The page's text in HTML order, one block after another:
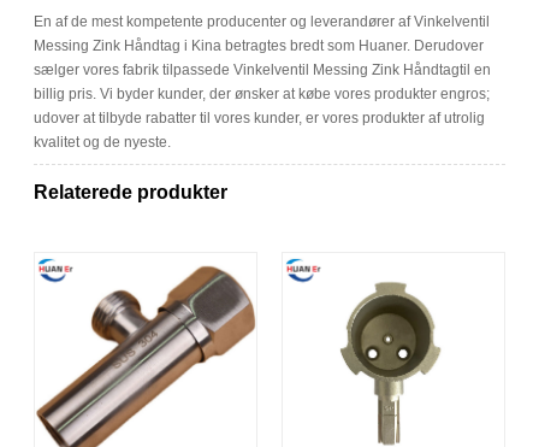
En af de mest kompetente producenter og leverandører af Vinkelventil
Messing Zink Håndtag i Kina betragtes bredt som Huaner. Derudover
sælger vores fabrik tilpassede Vinkelventil Messing Zink Håndtagtil en
billig pris. Vi byder kunder, der ønsker at købe vores produkter engros;
udover at tilbyde rabatter til vores kunder, er vores produkter af utrolig
kvalitet og de nyeste.
Relaterede produkter